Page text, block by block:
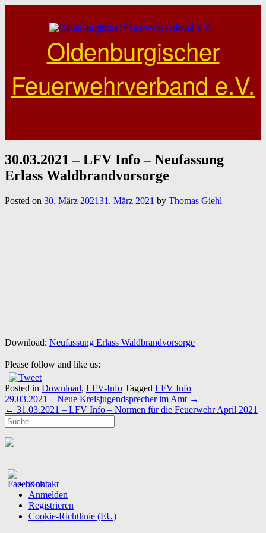
Oldenburgischer
Feuerwehrverband e.V.
30.03.2021 – LFV Info – Neufassung
Erlass Waldbrandvorsorge
Posted on 30. März 202131. März 2021 by Thomas Giehl
Download: Neufassung Erlass Waldbrandvorsorge
Please follow and like us:
Posted in Download, LFV-Info Tagged LFV Info
Post
navigation
29.03.2021 – Neue Kreisjugendsprecher im Amt →
← 31.03.2021 – LFV Info – Normen für die Feuerwehr April 2021
Kontakt
Anmelden
Registrieren
Cookie-Richtlinie (EU)